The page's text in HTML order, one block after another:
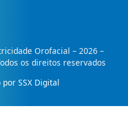
Orofacial – 2026 –
os direitos reservados
SSX Digital